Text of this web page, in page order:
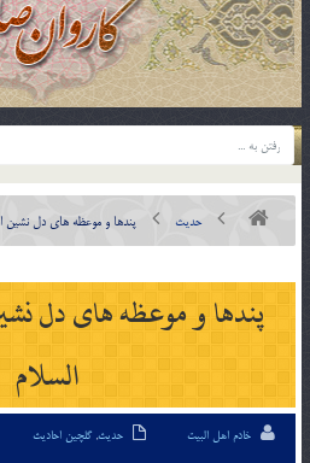
حدیث پندها و موعظه هاى دل نشين
پندها و موعظه هاى دل
السلام
خادم اهل البیت حدیث, گلچین احادیث